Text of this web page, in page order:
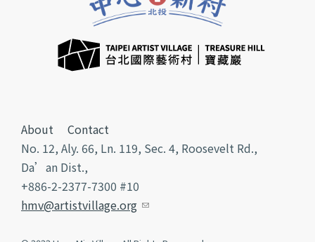
About
Contact
No. 12, Aly. 66, Ln. 119, Sec. 4, Roosevelt Rd.,
Da’an Dist.,
+886-2-2377-7300 #10
hmv@artistvillage.org (link sends e-mail)